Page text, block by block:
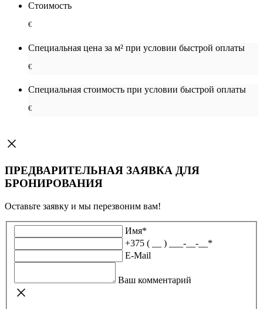
Стоимость
€
Специальная цена за м² при условии быстрой оплаты
€
Специальная cтоимость при условии быстрой оплаты
€
ПРЕДВАРИТЕЛЬНАЯ ЗАЯВКА ДЛЯ
БРОНИРОВАНИЯ
Оставьте заявку и мы перезвоним вам!
Имя*
+375 ( __ ) ___-__-__ *
E-Mail
Ваш комментарий